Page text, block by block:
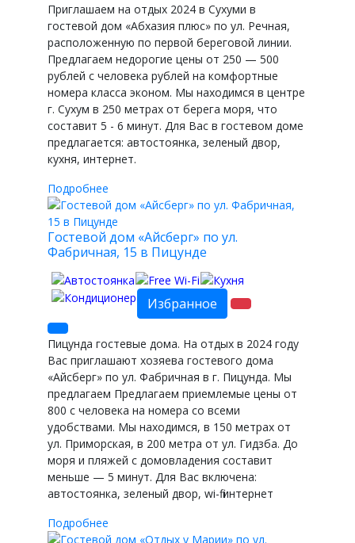
Приглашаем на отдых 2024 в Сухуми в
гостевой дом «Абхазия плюс» по ул. Речная,
расположенную по первой береговой линии.
Предлагаем недорогие цены от 250 — 500
рублей с человека рублей на комфортные
номера класса эконом. Мы находимся в центре
г. Сухум в 250 метрах от берега моря, что
составит 5 - 6 минут. Для Вас в гостевом доме
предлагается: автостоянка, зеленый двор,
кухня, интернет.
Подробнее
Гостевой дом «Айсберг» по ул.
Фабричная, 15 в Пицунде
Избранное
Пицунда гостевые дома. На отдых в 2024 году
Вас приглашают хозяева гостевого дома
«Айсберг» по ул. Фабричная в г. Пицунда. Мы
предлагаем Предлагаем приемлемые цены от
800 с человека на номера со всеми
удобствами. Мы находимся, в 150 метрах от
ул. Приморская, в 200 метра от ул. Гидзба. До
моря и пляжей с домовладения составит
меньше — 5 минут. Для Вас включена:
автостоянка, зеленый двор, wi-fi интернет
Подробнее